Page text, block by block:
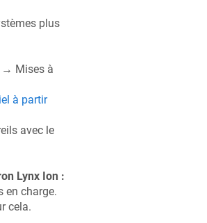
plus
→ Mises à
à partir
avec le
Lynx Ion :
en charge.
cela.